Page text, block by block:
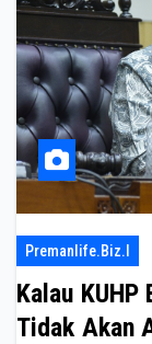
Premanlife.biz.i
Kalau
Tidak Akan